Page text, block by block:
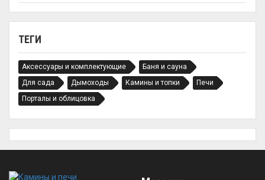
ТЕГИ
Аксессуары и комплектующие
Баня и сауна
Для сада
Дымоходы Камины и топки
Печи
Порталы и облицовка